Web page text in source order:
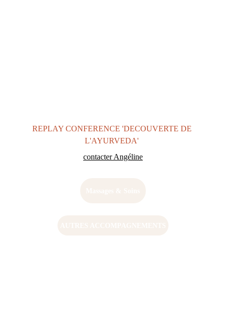
REPLAY CONFERENCE 'DECOUVERTE DE
L'AYURVEDA'
contacter Angéline